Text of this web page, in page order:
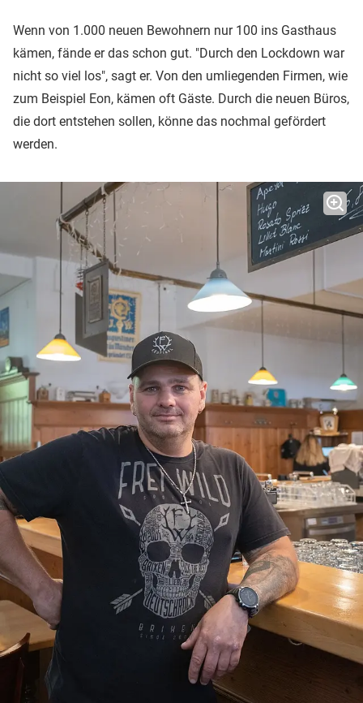
Wenn von 1.000 neuen Bewohnern nur 100 ins Gasthaus
kämen, fände er das schon gut. "Durch den Lockdown war
nicht so viel los", sagt er. Von den umliegenden Firmen, wie
zum Beispiel Eon, kämen oft Gäste. Durch die neuen Büros,
die dort entstehen sollen, könne das nochmal gefördert
werden.